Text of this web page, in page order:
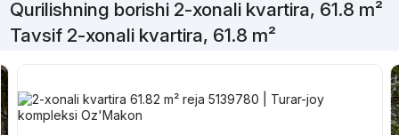
Qurilishning borishi 2-xonali kvartira, 61.8 m²
Tavsif 2-xonali kvartira, 61.8 m²